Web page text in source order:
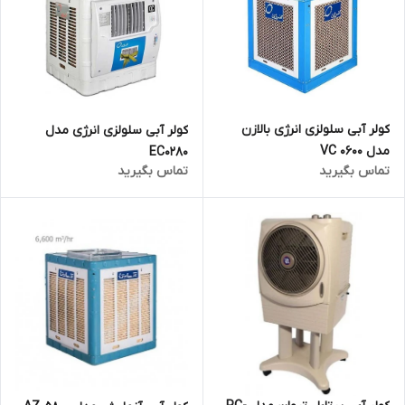
کولر آبی سلولزی انرژی بالازن
مدل VC 0600
تماس بگیرید
کولر آبی سلولزی انرژی مدل
EC0280
تماس بگیرید